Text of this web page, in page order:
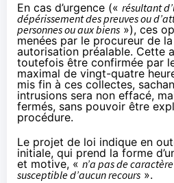
En cas d’urgence (« résultant
dépérissement des preuves ou
personnes ou aux biens »), ces
menées par le procureur de
autorisation préalable. Cette
toutefois être confirmée par
maximal de vingt-quatre
mis fin à ces collectes,
intrusions sera non effacé,
fermés, sans pouvoir être
procédure.
Le projet de loi indique en
initiale, qui prend la forme
et motive, « n’a pas de
susceptible d’aucun recours ».